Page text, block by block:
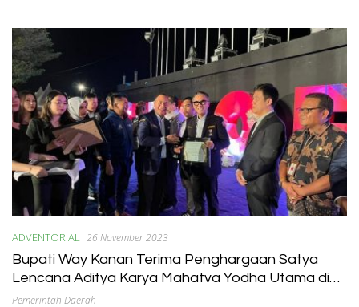
ADVENTORIAL 26 November 2023
Bupati Way Kanan Terima Penghargaan Satya
Lencana Aditya Karya Mahatva Yodha Utama di
Makassar
Pemerintah Daerah